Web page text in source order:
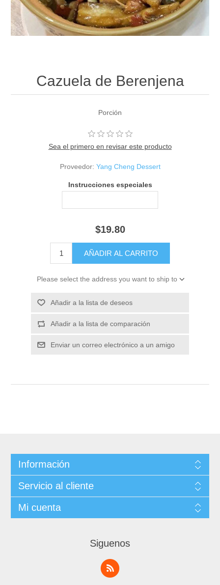
Cazuela de Berenjena
Porción
Sea el primero en revisar este producto
Proveedor: Yang Cheng Dessert
Instrucciones especiales
$19.80
Please select the address you want to ship to
Información
Servicio al cliente
Mi cuenta
Siguenos